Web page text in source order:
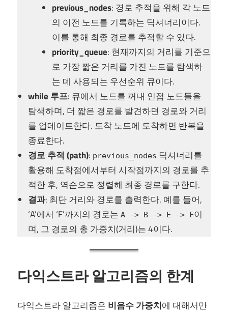
previous_nodes: 경로 추적을 위해 각 노드
의 이전 노드를 기록하는 딕셔너리이다.
이를 통해 최종 경로를 추적할 수 있다.
priority_queue: 현재까지의 거리를 기준으
로 가장 짧은 거리를 가진 노드를 탐색하
는 데 사용되는 우선순위 큐이다.
while 루프: 큐에서 노드를 꺼내 인접 노드들을
탐색하며, 더 짧은 경로를 발견하면 경로와 거리
를 업데이트한다. 도착 노드에 도착하면 반복을
종료한다.
경로 추적 (path): previous_nodes 딕셔너리를
활용해 도착점에서부터 시작점까지의 경로를 추
적한 후, 역순으로 정렬해 최종 경로를 구한다.
결과: 최단 거리와 경로를 출력한다. 예를 들어,
‘A’에서 ‘F’까지의 경로는A -> B -> E -> F이
며, 그 경로의 총 가중치(거리)는 4이다.
다익스트라 알고리즘의 한계
다익스트라 알고리즘은 비음수 가중치에 대해서만